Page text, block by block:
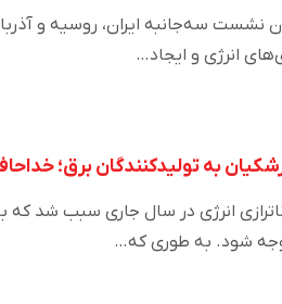
نشست سه‌جانبه ایران، روسیه و
انرژی و ایجاد…
به تولید‌کنندگان برق؛
انرژی در سال جاری سبب شد که
شود. به طوری که…